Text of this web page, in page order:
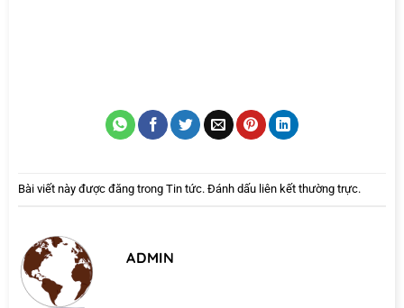
Bài viết này được đăng trong Tin tức. Đánh dấu liên kết thường trực.
ADMIN